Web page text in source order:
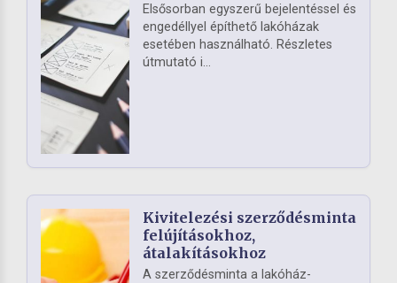
Elsősorban egyszerű bejelentéssel és
engedéllyel építhető lakóházak
esetében használható. Részletes
útmutató i...
Kivitelezési szerződésminta
felújításokhoz,
átalakításokhoz
A szerződésminta a lakóház-